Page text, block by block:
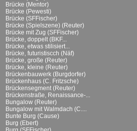
Brücke (Mentor)
Brücke (Pewesti)
Brücke (SFFischer)
Brücke (Spielszene) (Reuter)
Brücke mit Zug (SFFischer)
Brücke, doppelt (BKF...
Brücke, etwas stilisiert...
Brücke, futuristiscch (Näf)
Brücke, große (Reuter)
Brücke, kleine (Reuter)
Brückenbauwerk (Burgdorfer)
Brückenhaus (C. Fritzsche)
Brückensegment (Reuter)
Brückenstraße, Renaissance-...
Bungalow (Reuter)
Bungalow mit Walmdach (C....
Bunte Burg (Cause)
Burg (Ebert)